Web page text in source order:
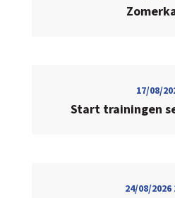
17/08/
Start trainingen
24/08/2026